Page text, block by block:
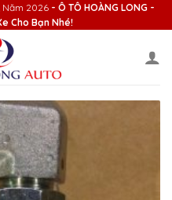
Năm 2026 - Ô TÔ HOÀNG LONG -
Cho Bạn Nhé!